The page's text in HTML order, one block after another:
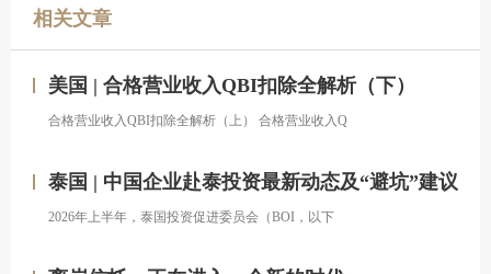
相关文章
美国 | 合格营业收入QBI扣除全解析（下）
合格营业收入QBI扣除全解析（上） 合格营业收入Q
泰国 | 中国企业赴泰投资最新动态及“避坑”建议
2026年上半年，泰国投资促进委员会（BOI，以下